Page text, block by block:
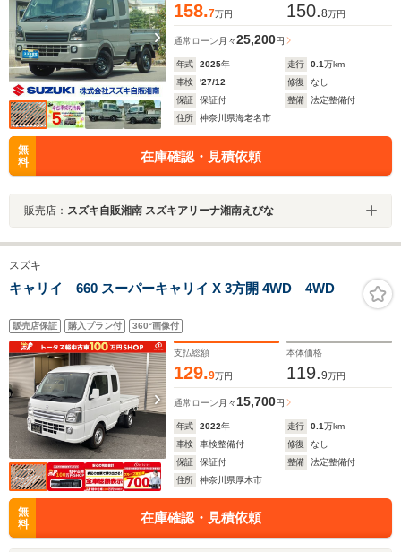
158.7万円 150.8万円
通常ローン 月々25,200円
年式 2025年 走行 0.1万km
車検
'27/12 修復
なし
保証
保証付 整備
法定整備付
住所
神奈川県海老名市
無
料
在庫確認・見積依頼
販売店： スズキ自販湘南 スズキアリーナ湘南えびな
スズキ
キャリイ 660 スーパーキャリイ X 3方開 4WD 4WD
販売店保証 購入プラン付 360°画像付
支払総額
129.9万円
本体価格
119.9万円
通常ローン 月々 15,700円
年式 2022年 走行 0.1万km
車検
車検整備付 修復
なし
保証
保証付 整備
法定整備付
住所
神奈川県厚木市
無
料
在庫確認・見積依頼